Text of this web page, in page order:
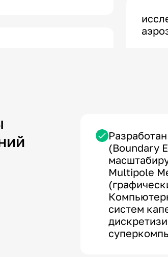
(Boundary
Multipole
систем